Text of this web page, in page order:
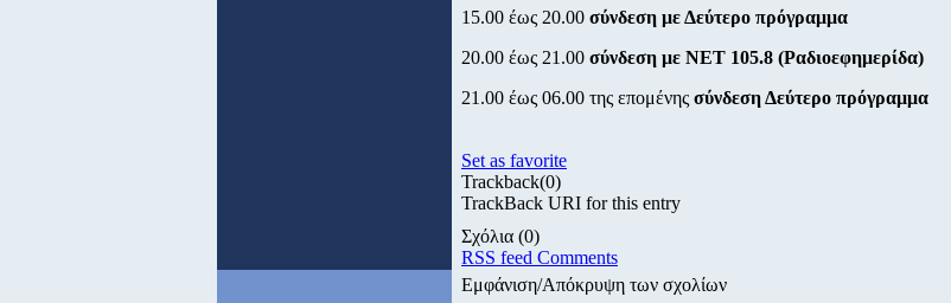
15.00 έως 20.00 σύνδεση με Δεύτερο πρόγραμμα
20.00 έως 21.00 σύνδεση με ΝΕΤ 105.8 (Ραδιοεφημερίδα)
21.00 έως 06.00 της επομένης σύνδεση Δεύτερο πρόγραμμα
Set as favorite
Trackback(0)
TrackBack URI for this entry
Σχόλια (0)
RSS feed Comments
Εμφάνιση/Απόκρυψη των σχολίων